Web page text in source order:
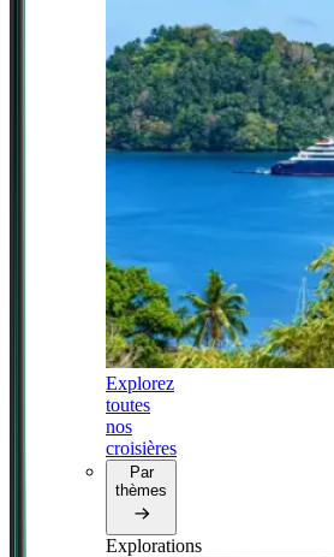
Explorez
toutes
nos
croisières
Par
thèmes
Explorations